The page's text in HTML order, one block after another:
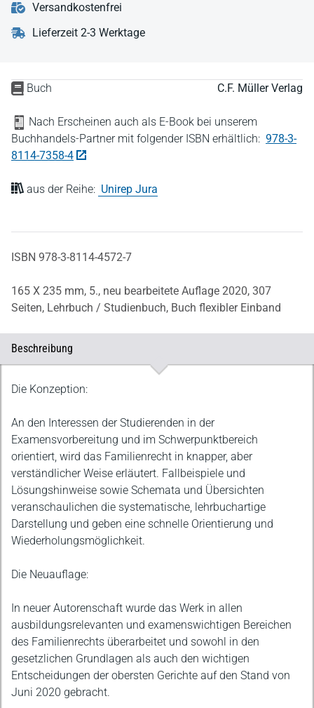
Buch C.F. Müller Verlag
Nach Erscheinen auch als E-Book bei unserem
Buchhandels-Partner mit folgender ISBN erhältlich: 978-3-
8114-7358-4
aus der Reihe: Unirep Jura
ISBN 978-3-8114-4572-7
165 X 235 mm, 5., neu bearbeitete Auflage 2020, 307
Seiten, Lehrbuch / Studienbuch, Buch flexibler Einband
Versandkostenfrei
Lieferzeit 2-3 Werktage
Beschreibung
Beschreibung
Die Konzeption:
An den Interessen der Studierenden in der
Examensvorbereitung und im Schwerpunktbereich
orientiert, wird das Familienrecht in knapper, aber
verständlicher Weise erläutert. Fallbeispiele und
Lösungshinweise sowie Schemata und Übersichten
veranschaulichen die systematische, lehrbuchartige
Darstellung und geben eine schnelle Orientierung und
Wiederholungsmöglichkeit.
Die Neuauflage:
In neuer Autorenschaft wurde das Werk in allen
ausbildungsrelevanten und examenswichtigen Bereichen
des Familienrechts überarbeitet und sowohl in den
gesetzlichen Grundlagen als auch den wichtigen
Entscheidungen der obersten Gerichte auf den Stand von
Juni 2020 gebracht.